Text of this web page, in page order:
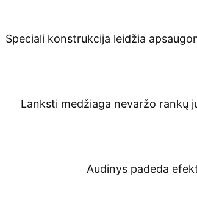
Speciali konstrukcija leidžia
Lanksti medžiaga nevaržo rankų
Audinys padeda